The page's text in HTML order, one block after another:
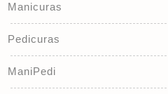
Manicuras
Pedicuras
ManiPedi